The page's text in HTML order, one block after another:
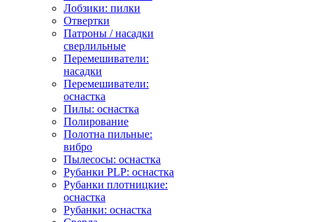
Лобзики: пилки
Отвертки
Патроны / насадки
сверлильные
Перемешиватели:
насадки
Перемешиватели:
оснастка
Пилы: оснастка
Полирование
Полотна пильные:
вибро
Пылесосы: оснастка
Рубанки PLP: оснастка
Рубанки плотницкие:
оснастка
Рубанки: оснастка